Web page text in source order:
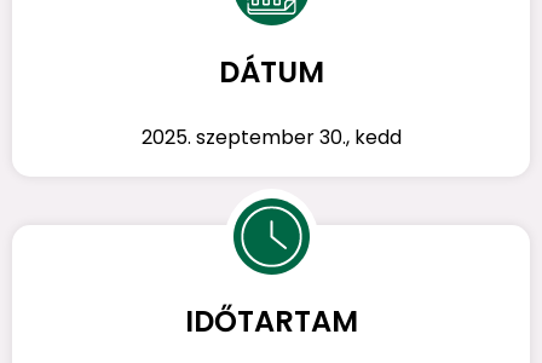
DÁTUM
2025. szeptember 30., kedd
IDŐTARTAM